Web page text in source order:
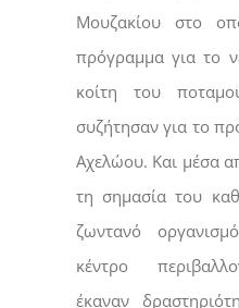
Μουζακίου στο
πρόγραμμα για το
κοίτη του
συζήτησαν για το
Αχελώου. Και μέσα
τη σημασία του
ζωντανό
κέντρο
έκαναν